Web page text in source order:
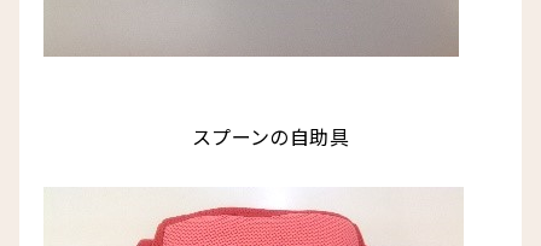
スプーンの自助具